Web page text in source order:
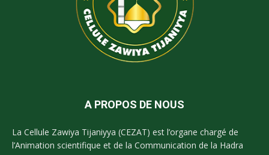
A PROPOS DE NOUS
La Cellule Zawiya Tijaniyya (CEZAT) est l’organe chargé de
l’Animation scientifique et de la Communication de la Hadra